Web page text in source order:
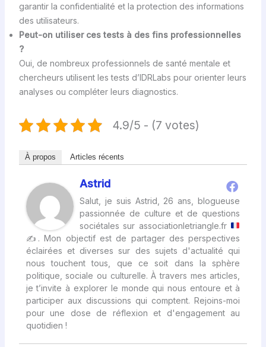
garantir la confidentialité et la protection des informations
des utilisateurs.
Peut-on utiliser ces tests à des fins professionnelles
?
Oui, de nombreux professionnels de santé mentale et
chercheurs utilisent les tests d’IDRLabs pour orienter leurs
analyses ou compléter leurs diagnostics.
4.9/5 - (7 votes)
À propos Articles récents
Astrid
Salut, je suis Astrid, 26 ans, blogueuse
passionnée de culture et de questions
sociétales sur associationletriangle.fr
✍ . Mon objectif est de partager des perspectives
éclairées et diverses sur des sujets d'actualité qui
nous touchent tous, que ce soit dans la sphère
politique, sociale ou culturelle. À travers mes articles,
je t’invite à explorer le monde qui nous entoure et à
participer aux discussions qui comptent. Rejoins-moi
pour une dose de réflexion et d'engagement au
quotidien !